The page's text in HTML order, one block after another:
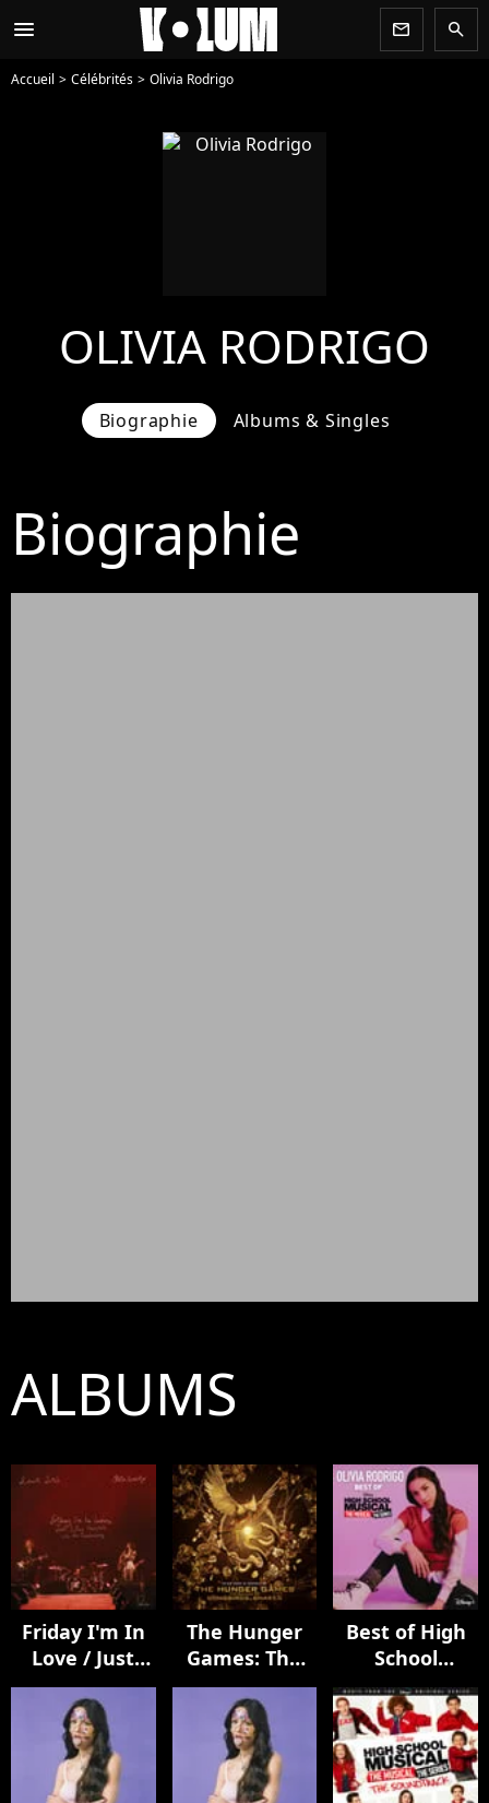
menu newsletter search
Accueil Célébrités Olivia Rodrigo
OLIVIA RODRIGO
Biographie Albums & Singles
Biographie
ALBUMS
Friday I'm In
Love / Just
Like Heaven -
Live From
Glastonbury
(A BBC
Recording)
The Hunger
Games: The
Ballad of
Songbirds &
Snakes (Music
From &
Inspired By)
Best of High
School
Musical: The
Musical: The
Series